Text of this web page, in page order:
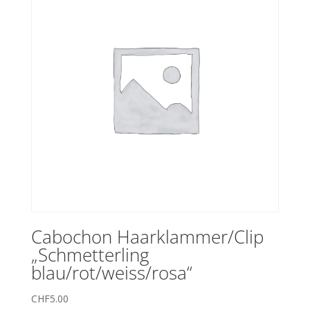
Cabochon Haarklammer/Clip
„Schmetterling
blau/rot/weiss/rosa“
CHF5.00